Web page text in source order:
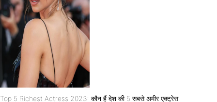
Top 5 Richest Actress 2023: कौन हैं देश की 5 सबसे अमीर एक्ट्रेस